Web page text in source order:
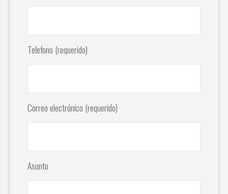
Telefono (requerido)
Correo electrónico (requerido)
Asunto